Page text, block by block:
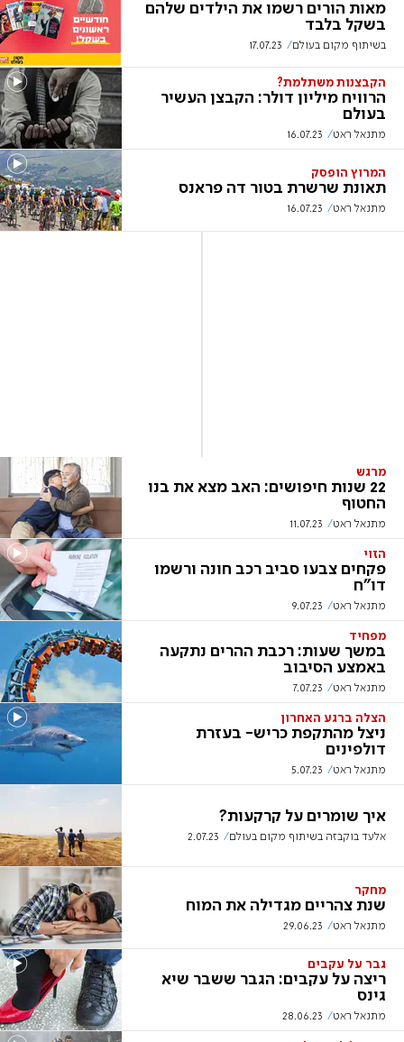
מאות הורים רשמו את הילדים שלהם
בשקל בלבד
בשיתוף מקום בעולם 17.07.23
הקבצנות משתלמת?
הרוויח מיליון דולר: הקבצן העשיר
בעולם
מתנאל ראט 16.07.23
המרוץ הופסק
תאונת שרשרת בטור דה פראנס
מתנאל ראט 16.07.23
מרגש
22 שנות חיפושים: האב מצא את בנו
החטוף
מתנאל ראט 11.07.23
הזוי
פקחים צבעו סביב רכב חונה ורשמו
דו"ח
מתנאל ראט 9.07.23
מפחיד
במשך שעות: רכבת ההרים נתקעה
באמצע הסיבוב
מתנאל ראט 7.07.23
הצלה ברגע האחרון
ניצל מהתקפת כריש- בעזרת
דולפינים
מתנאל ראט 5.07.23
איך שומרים על קרקעות?
אלעד בוקבזה בשיתוף מקום בעולם 2.07.23
מחקר
שנת צהריים מגדילה את המוח
מתנאל ראט 29.06.23
גבר על עקבים
ריצה על עקבים: הגבר ששבר שיא
גינס
מתנאל ראט 28.06.23